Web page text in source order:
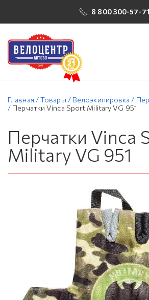
8 800 300-57-71
Главная /Товары / Велоэкипировка /
/ Перчатки Vinca Sport Military VG 951
Перчатки Vinca
Military VG 951